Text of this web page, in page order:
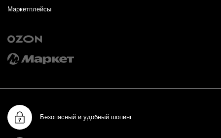
Маркетплейсы
Безопасный и удобный шопинг